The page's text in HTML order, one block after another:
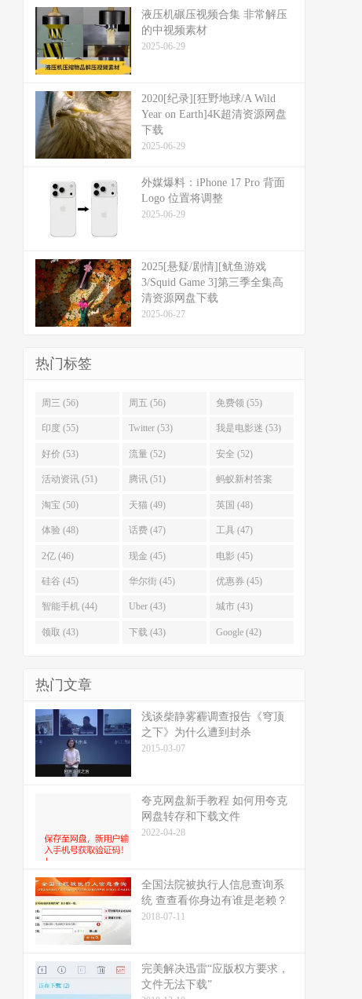
液压机碾压视频合集 非常解压
的中视频素材
2025-06-29
2020[纪录][狂野地球/A Wild
Year on Earth]4K超清资源网盘
下载
2025-06-29
外媒爆料：​​iPhone 17 Pro 背面
Logo 位置将调整​​
2025-06-29
2025[悬疑/剧情][鱿鱼游戏
3/Squid Game 3]第三季全集高
清资源网盘下载
2025-06-27
热门标签
周三 (56) 周五 (56) 免费领 (55)
印度 (55) Twitter (53) 我是电影迷 (53)
好价 (53) 流量 (52) 安全 (52)
活动资讯 (51) 腾讯 (51) 蚂蚁新村答案
(51)
淘宝 (50) 天猫 (49) 英国 (48)
体验 (48) 话费 (47) 工具 (47)
2亿 (46) 现金 (45) 电影 (45)
硅谷 (45) 华尔街 (45) 优惠券 (45)
智能手机 (44) Uber (43) 城市 (43)
领取 (43) 下载 (43) Google (42)
热门文章
浅谈柴静雾霾调查报告《穹顶
之下》为什么遭到封杀
2015-03-07
夸克网盘新手教程 如何用夸克
网盘转存和下载文件
2022-04-28
全国法院被执行人信息查询系
统 查查看你身边有谁是老赖？
2018-07-11
完美解决迅雷“应版权方要求，
文件无法下载”